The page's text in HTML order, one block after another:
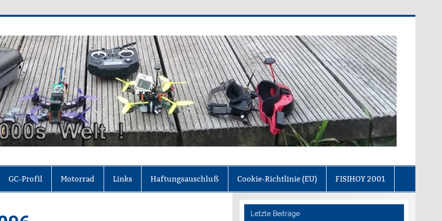
GC-Profil Motorrad Links Haftungsauschluß Cookie-Richtlinie (EU) FISIHOY 2001
Letzte Beiträge